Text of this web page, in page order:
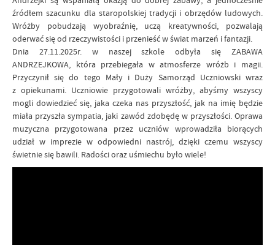
źródłem szacunku dla staropolskiej tradycji i obrzędów ludowych.
Wróżby pobudzają wyobraźnię, uczą kreatywności, pozwalają
oderwać się od rzeczywistości i przenieść w świat marzeń i fantazji.
Dnia 27.11.2025r. w naszej szkole odbyła się ZABAWA
ANDRZEJKOWA, która przebiegała w atmosferze wróżb i magii.
Przyczynił się do tego Mały i Duży Samorząd Uczniowski wraz
z opiekunami. Uczniowie przygotowali wróżby, abyśmy wszyscy
mogli dowiedzieć się, jaka czeka nas przyszłość, jak na imię będzie
miała przyszła sympatia, jaki zawód zdobędę w przyszłości. Oprawa
muzyczna przygotowana przez uczniów wprowadziła biorących
udział w imprezie w odpowiedni nastrój, dzięki czemu wszyscy
świetnie się bawili. Radości oraz uśmiechu było wiele!